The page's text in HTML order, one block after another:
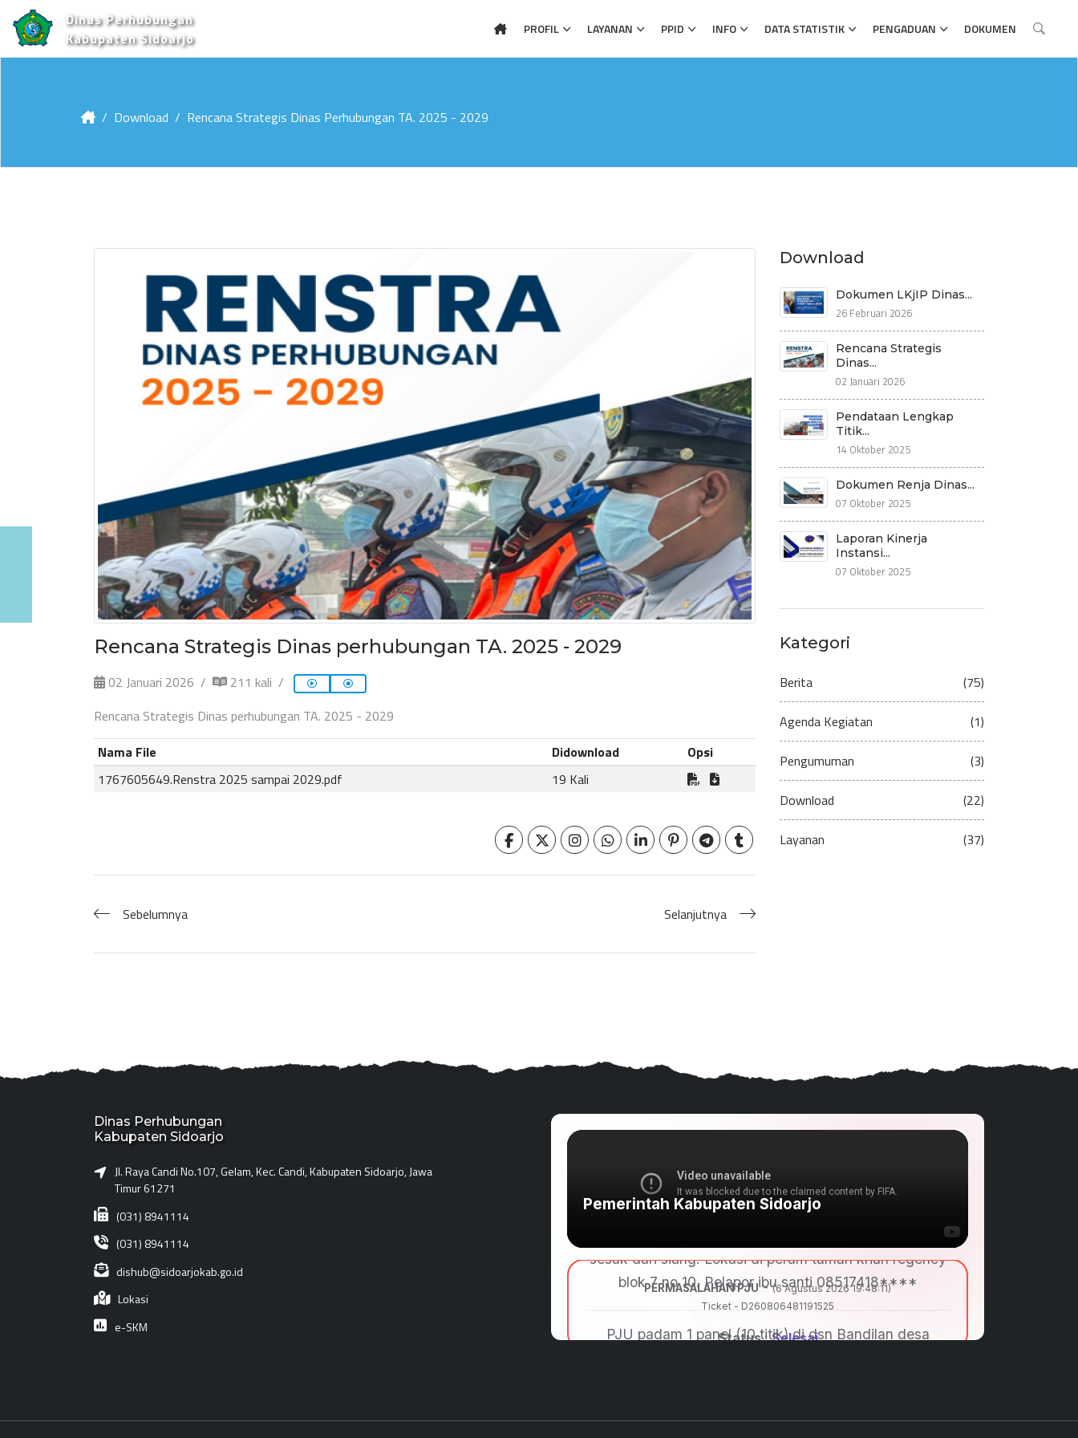
Dinas Perhubungan
Kabupaten Sidoarjo
PROFIL LAYANAN PPID INFO DATA STATISTIK PENGADUAN DOKUMEN
Download Rencana Strategis Dinas Perhubungan TA. 2025 - 2029
Rencana Strategis Dinas perhubungan TA. 2025 - 2029
02 Januari 2026
211 kali
Rencana Strategis Dinas perhubungan TA. 2025 - 2029
Nama File
Didownload
Opsi
1767605649.Renstra 2025 sampai 2029.pdf
19 Kali
Sebelumnya Selanjutnya
Download
Dokumen LKjIP Dinas...
26 Februari 2026
Rencana Strategis
Dinas...
02 Januari 2026
Pendataan Lengkap
Titik...
14 Oktober 2025
Dokumen Renja Dinas...
07 Oktober 2025
Laporan Kinerja
Instansi...
07 Oktober 2025
Kategori
Berita (75)
Agenda Kegiatan (1)
Pengumuman (3)
Download (22)
Layanan (37)
Dinas Perhubungan
Kabupaten Sidoarjo
Jl. Raya Candi No.107, Gelam, Kec. Candi, Kabupaten Sidoarjo, Jawa
Timur 61271
(031) 8941114
(031) 8941114
dishub@sidoarjokab.go.id
Lokasi
e-SKM